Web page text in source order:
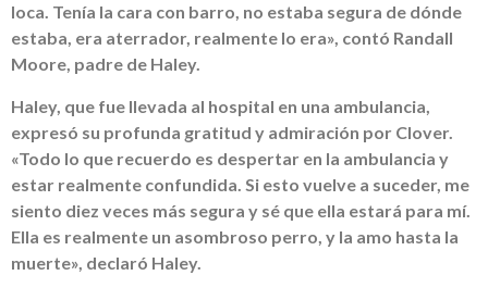
loca. Tenía la cara con barro, no estaba segura de dónde
estaba, era aterrador, realmente lo era», contó Randall
Moore, padre de Haley.
Haley, que fue llevada al hospital en una ambulancia,
expresó su profunda gratitud y admiración por Clover.
«Todo lo que recuerdo es despertar en la ambulancia y
estar realmente confundida. Si esto vuelve a suceder, me
siento diez veces más segura y sé que ella estará para mí.
Ella es realmente un asombroso perro, y la amo hasta la
muerte», declaró Haley.